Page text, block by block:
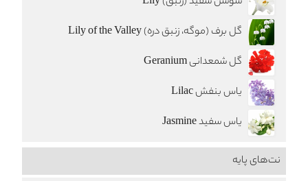
گل برف (موگه، زنبق دره) Lily of the Valley
گل شمعدانی Geranium
یاس بنفش Lilac
یاس سفید Jasmine
نت‌های پایه